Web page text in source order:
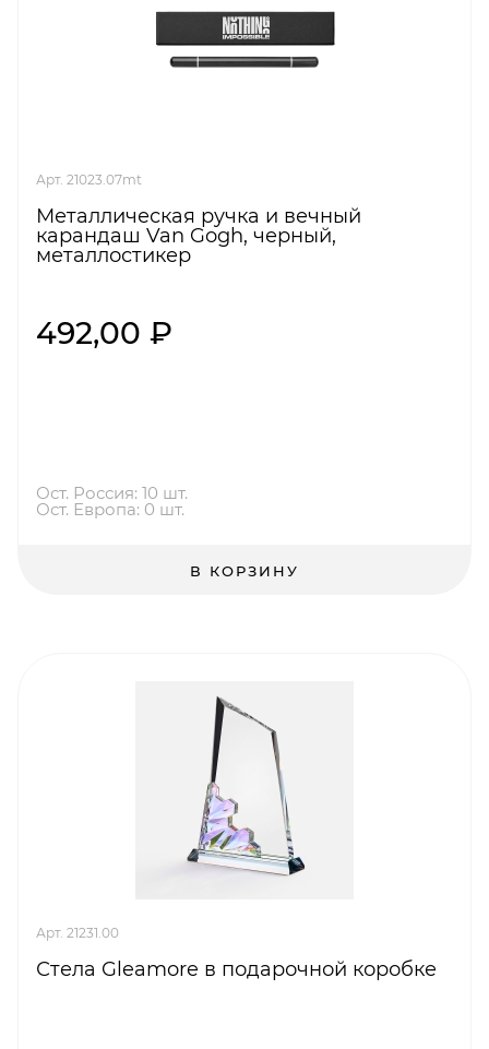
Арт. 21023.07mt
Металлическая ручка и вечный
карандаш Van Gogh, черный,
металлостикер
492,00 ₽
Ост. Россия: 10 шт.
Ост. Европа: 0 шт.
В КОРЗИНУ
Арт. 21231.00
Стела Gleamore в подарочной коробке